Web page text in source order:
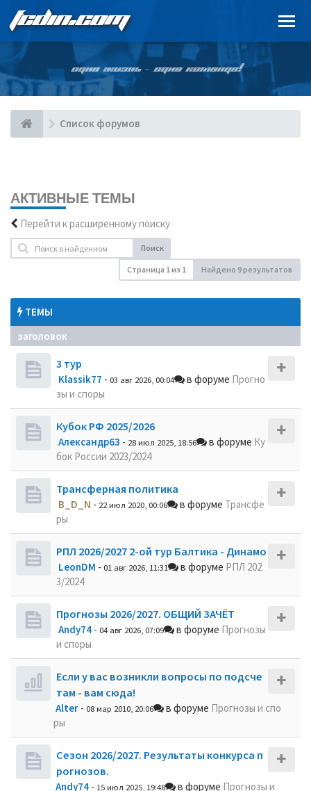
FCDIN.COM
ОДНА ЖИЗНЬ – ОДНА КОМАНДА!
Список форумов
АКТИВНЫЕ ТЕМЫ
Перейти к расширенному поиску
Поиск
Страница 1из 1 Найдено 9 результатов
ТЕМЫ
заголовок
3 тур
Klassik77 - 03 авг 2026, 00:04 в форуме Прогно
зы и споры
Кубок РФ 2025/2026
Александр63 - 28 июл 2025, 18:56 в форуме Ку
бок России 2023/2024
Трансферная политика
B_D_N - 22 июл 2020, 00:06 в форуме Трансфе
ры
РПЛ 2026/2027 2-ой тур Балтика - Динамо
LeonDM - 01 авг 2026, 11:31 в форуме РПЛ 202
3/2024
Прогнозы 2026/2027. ОБЩИЙ ЗАЧЁТ
Andy74 - 04 авг 2026, 07:09 в форуме Прогнозы
и споры
Если у вас возникли вопросы по подсче
там - вам сюда!
Alter - 08 мар 2010, 20:06 в форуме Прогнозы и спо
ры
Сезон 2026/2027. Результаты конкурса п
рогнозов.
Andy74 - 15 июл 2025, 19:48 в форуме Прогнозы и